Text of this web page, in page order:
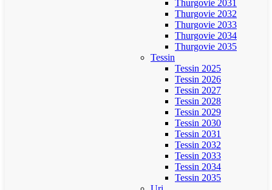
Thurgovie 2031
Thurgovie 2032
Thurgovie 2033
Thurgovie 2034
Thurgovie 2035
Tessin
Tessin 2025
Tessin 2026
Tessin 2027
Tessin 2028
Tessin 2029
Tessin 2030
Tessin 2031
Tessin 2032
Tessin 2033
Tessin 2034
Tessin 2035